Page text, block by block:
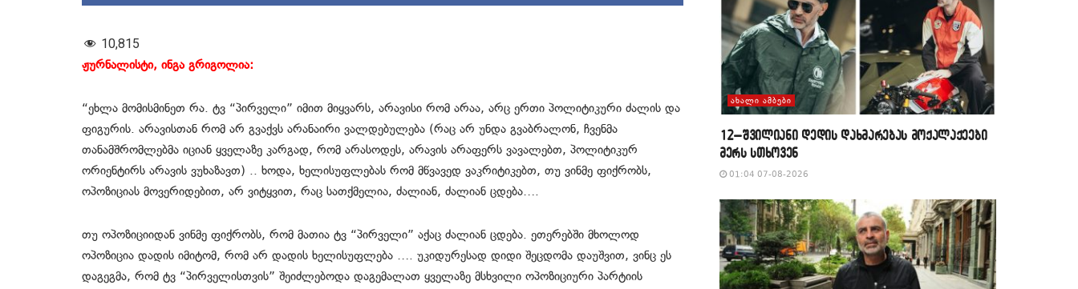
10,815
ჟურნალისტი, ინგა გრიგოლია:
“ეხლა მომისმინეთ რა. ტვ “პირველი” იმით მიყვარს, არავისი რომ არაა, არც ერთი პოლიტიკური ძალის და
ფიგურის. არავისთან რომ არ გვაქვს არანაირი ვალდებულება (რაც არ უნდა გვაბრალონ, ჩვენმა
თანამშრომლებმა იციან ყველაზე კარგად, რომ არასოდეს, არავის არაფერს ვავალებთ, პოლიტიკურ
ორიენტირს არავის ვუხაზავთ) .. ხოდა, ხელისუფლებას რომ მწვავედ ვაკრიტიკებთ, თუ ვინმე ფიქრობს,
ოპოზიციას მოვერიდებით, არ ვიტყვით, რაც სათქმელია, ძალიან, ძალიან ცდება….
თუ ოპოზიციიდან ვინმე ფიქრობს, რომ მათია ტვ “პირველი” აქაც ძალიან ცდება. ეთერებში მხოლოდ
ოპოზიცია დადის იმიტომ, რომ არ დადის ხელისუფლება …. უკიდურესად დიდი შეცდომა დაუშვით, ვინც ეს
დაგეგმა, რომ ტვ “პირველისთვის” შეიძლებოდა დაგემალათ ყველაზე მსხვილი ოპოზიციური პარტიის
ᲐᲮᲐᲚᲘ ᲐᲛᲑᲔᲑᲘ
12–შვილიანი დედის დახმარებას მოქალაქეები
მერს სთხოვენ
01:04 07-08-2026